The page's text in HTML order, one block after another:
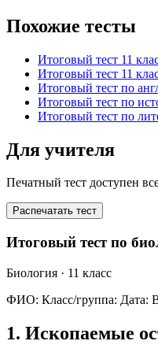
Похожие тесты
Итоговый тест 11
Итоговый тест 11
Итоговый тест по
Итоговый тест по
Итоговый тест по
Для учителя
Печатный тест доступен
Распечатать тест
Итоговый тест по
Биология · 11 класс
ФИО: Класс/группа: Дата:
1. Ископаемые